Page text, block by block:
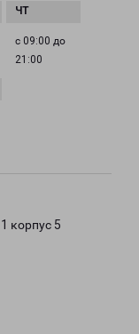
с 09:00 до
21:00
корпус 5